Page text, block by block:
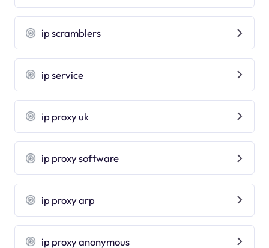
ip scramblers
ip service
ip proxy uk
ip proxy software
ip proxy arp
ip proxy anonymous